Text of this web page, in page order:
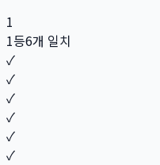
1
1등6개 일치
✓
✓
✓
✓
✓
✓